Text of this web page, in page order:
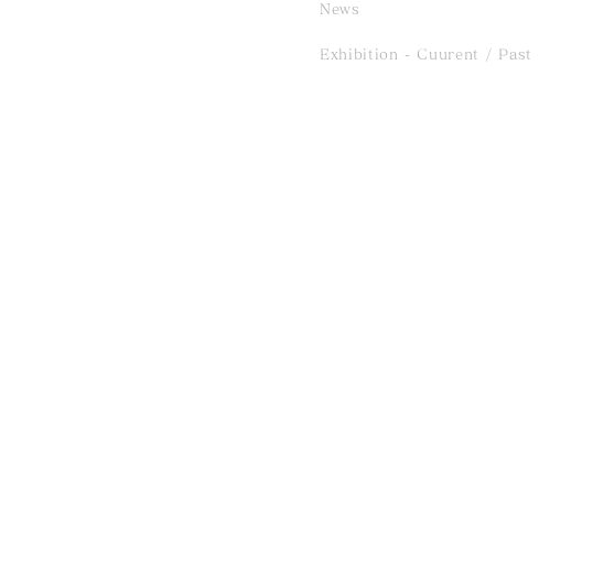
2026.7.19 Sun - 7.26 Sun
News
Exhibition - Cuurent / Past